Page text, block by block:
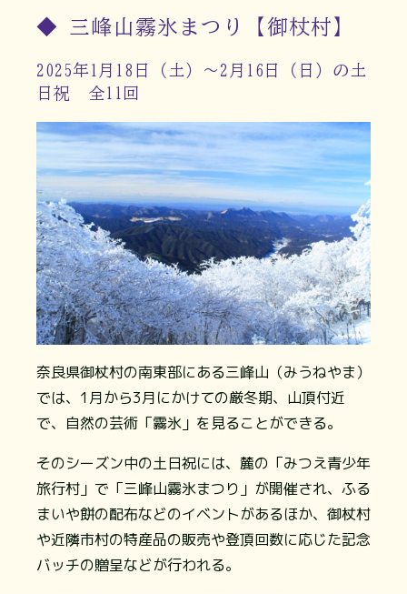
◆ 三峰山霧氷まつり【御杖村】
2025年1月18日（土）～2月16日（日）の土
日祝 全11回
奈良県御杖村の南東部にある三峰山（みうねやま）
では、1月から3月にかけての厳冬期、山頂付近
で、自然の芸術「霧氷」を見ることができる。
そのシーズン中の土日祝には、麓の「みつえ青少年
旅行村」で「三峰山霧氷まつり」が開催され、ふる
まいや餅の配布などのイベントがあるほか、御杖村
や近隣市村の特産品の販売や登頂回数に応じた記念
バッチの贈呈などが行われる。